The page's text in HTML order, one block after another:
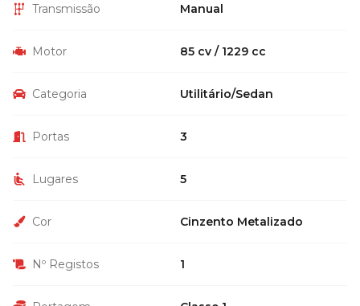
Transmissão Manual
Motor 85 cv / 1229 cc
Categoria Utilitário/Sedan
Portas 3
Lugares 5
Cor Cinzento Metalizado
Nº Registos 1